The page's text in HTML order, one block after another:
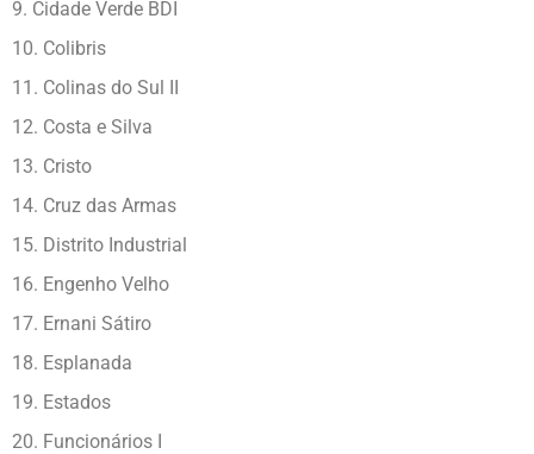
9. Cidade Verde BDI
10. Colibris
11. Colinas do Sul II
12. Costa e Silva
13. Cristo
14. Cruz das Armas
15. Distrito Industrial
16. Engenho Velho
17. Ernani Sátiro
18. Esplanada
19. Estados
20. Funcionários I